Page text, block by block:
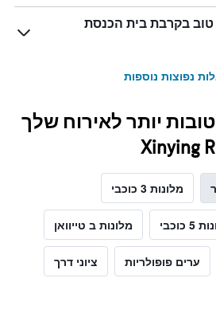
בקרבת בית הכנסת
נפוצות נוספות
יותר לאירוח שלך
מלונות 3 כוכבי
כוכבי מלונות ב טייוואן
ערים פופולריות ציוני דרך